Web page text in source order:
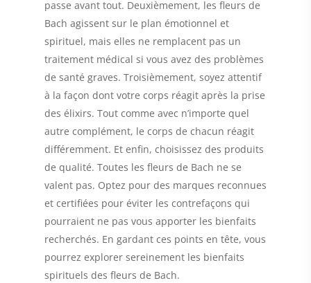
passe avant tout. Deuxièmement, les fleurs de
Bach agissent sur le plan émotionnel et
spirituel, mais elles ne remplacent pas un
traitement médical si vous avez des problèmes
de santé graves. Troisièmement, soyez attentif
à la façon dont votre corps réagit après la prise
des élixirs. Tout comme avec n’importe quel
autre complément, le corps de chacun réagit
différemment. Et enfin, choisissez des produits
de qualité. Toutes les fleurs de Bach ne se
valent pas. Optez pour des marques reconnues
et certifiées pour éviter les contrefaçons qui
pourraient ne pas vous apporter les bienfaits
recherchés. En gardant ces points en tête, vous
pourrez explorer sereinement les bienfaits
spirituels des fleurs de Bach.